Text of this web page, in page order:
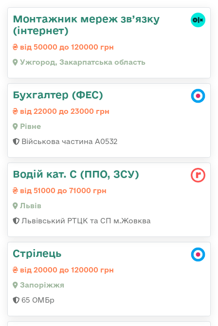
Монтажник мереж зв’язку
(інтернет)
від 50000 до 120000 грн
Ужгород, Закарпатська область
Бухгалтер (ФЕС)
від 22000 до 23000 грн
Рівне
Військова частина А0532
Водій кат. С (ППО, ЗСУ)
від 51000 до 71000 грн
Львів
Львівський РТЦК та СП м.Жовква
Стрілець
від 20000 до 120000 грн
Запоріжжя
65 ОМБр